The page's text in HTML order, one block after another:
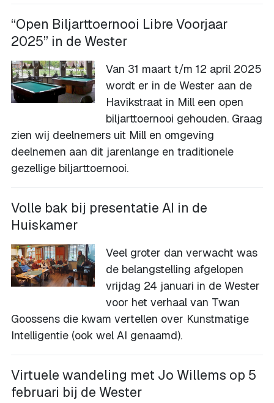
“Open Biljarttoernooi Libre Voorjaar
2025” in de Wester
Van 31 maart t/m 12 april 2025
wordt er in de Wester aan de
Havikstraat in Mill een open
biljarttoernooi gehouden. Graag
zien wij deelnemers uit Mill en omgeving
deelnemen aan dit jarenlange en traditionele
gezellige biljarttoernooi.
Volle bak bij presentatie AI in de
Huiskamer
Veel groter dan verwacht was
de belangstelling afgelopen
vrijdag 24 januari in de Wester
voor het verhaal van Twan
Goossens die kwam vertellen over Kunstmatige
Intelligentie (ook wel AI genaamd).
Virtuele wandeling met Jo Willems op 5
februari bij de Wester